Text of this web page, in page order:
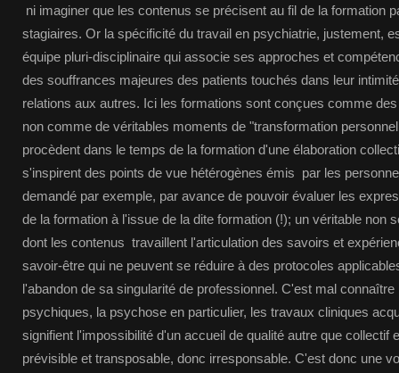
ni imaginer que les contenus se précisent au fil de la formation
stagiaires. Or la spécificité du travail en psychiatrie, justement,
équipe pluri-disciplinaire qui associe ses approches et
des souffrances majeures des patients touchés dans leur
relations aux autres. Ici les formations sont conçues comme
non comme de véritables moments de "transformation
procèdent dans le temps de la formation d'une élaboration
s'inspirent des points de vue hétérogènes émis par les
demandé par exemple, par avance de pouvoir évaluer les
de la formation à l'issue de la dite formation (!); un véritable non
dont les contenus travaillent l'articulation des savoirs et
savoir-être qui ne peuvent se réduire à des protocoles
l'abandon de sa singularité de professionnel. C'est mal
psychiques, la psychose en particulier, les travaux cliniques
signifient l'impossibilité d'un accueil de qualité autre que collectif
prévisible et transposable, donc irresponsable. C'est donc une